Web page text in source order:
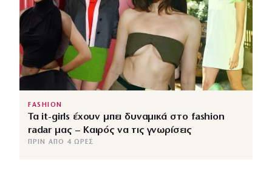
FASHION
Τα it-girls έχουν μπει δυναμικά στο fashion
radar μας – Καιρός να τις γνωρίσεις
ΠΡΙΝ ΑΠΌ 4 ΏΡΕΣ